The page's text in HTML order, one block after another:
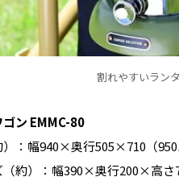
割れやすいラン
ゴン EMMC-80
）：幅940×奥行505×710（
（約）：幅390×奥行200×高さ